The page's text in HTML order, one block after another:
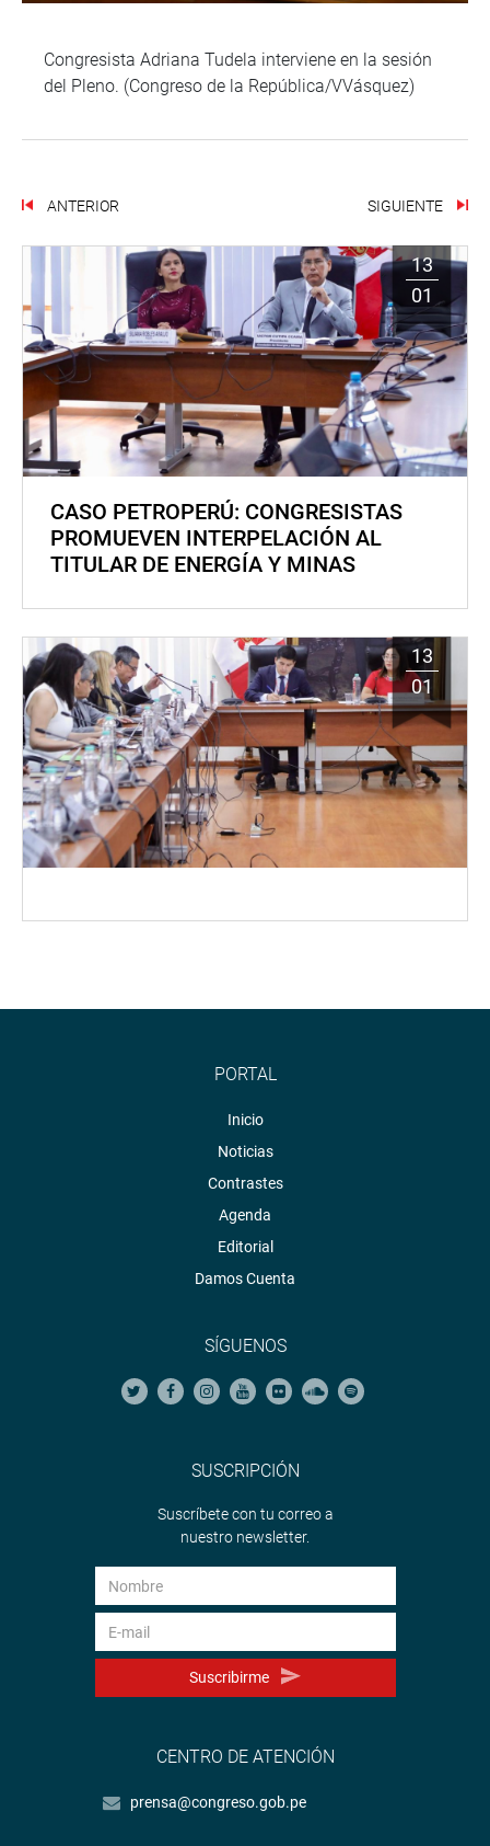
Congresista Adriana Tudela interviene en la sesión
del Pleno. (Congreso de la República/VVásquez)
ANTERIOR SIGUIENTE
13
01
CASO PETROPERÚ: CONGRESISTAS
PROMUEVEN INTERPELACIÓN AL
TITULAR DE ENERGÍA Y MINAS
13
01
PORTAL
Inicio
Noticias
Contrastes
Agenda
Editorial
Damos Cuenta
SÍGUENOS
SUSCRIPCIÓN
Suscríbete con tu correo a
nuestro newsletter.
Suscribirme
CENTRO DE ATENCIÓN
prensa@congreso.gob.pe